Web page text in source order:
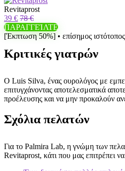
Revitaprost
39 € 78 €
ΠΑΡΑΓΓΕΊΛΤΕ
[Έκπτωση 50%] • επίσημος ιστότοπος
Κριτικές γιατρών
Ο Luis Silva, ένας ουρολόγος με
επιτυγχάνοντας αποτελεσματικά
προέλευσης και να μην προκαλούν
Σχόλια πελατών
Για το Palmira Lab, η γνώμη των
Revitaprost, κάτι που μας επιτρέπει